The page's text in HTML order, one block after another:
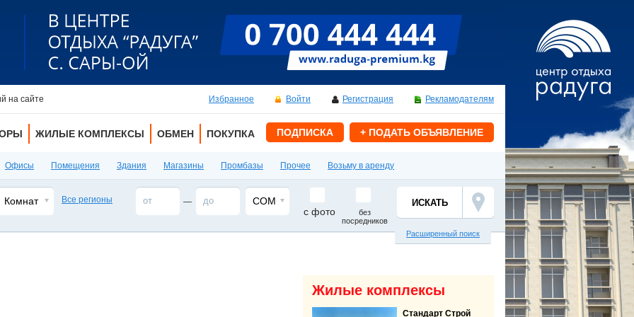
на сайте Избранное Войти Регистрация Рекламодателям
ЖИЛЫЕ КОМПЛЕКСЫ ОБМЕН ПОКУПКА ПОДПИСКА + ПОДАТЬ ОБЪЯВЛЕНИЕ
Офисы Помещения Здания Магазины Промбазы Прочее Возьму в аренду
Комнат Все регионы —
СОМ
с фото
без
посредников
Расширенный поиск
Жилые комплексы
Стандарт Строй